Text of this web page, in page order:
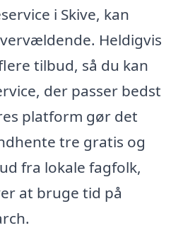
i Skive, kan
Heldigvis
tilbud, så du kan
der passer bedst
platform gør det
tre gratis og
fra lokale fagfolk,
at bruge tid på